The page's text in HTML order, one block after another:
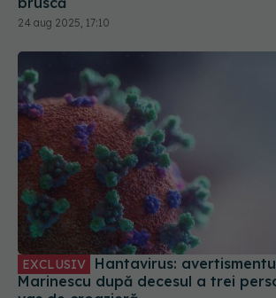
24 aug 2025, 17:10
EXCLUSIV Hantavirus: avertismentul dr. Adrian
Marinescu după decesul a trei
vas de croazieră